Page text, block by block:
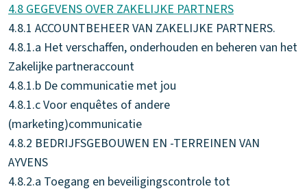
4.8 GEGEVENS OVER ZAKELIJKE PARTNERS
4.8.1 ACCOUNTBEHEER VAN ZAKELIJKE PARTNERS.
4.8.1.a Het verschaffen, onderhouden en beheren van het
Zakelijke partneraccount
4.8.1.b De communicatie met jou
4.8.1.c Voor enquêtes of andere
(marketing)communicatie
4.8.2 BEDRIJFSGEBOUWEN EN -TERREINEN VAN
AYVENS
4.8.2.a Toegang en beveiligingscontrole tot